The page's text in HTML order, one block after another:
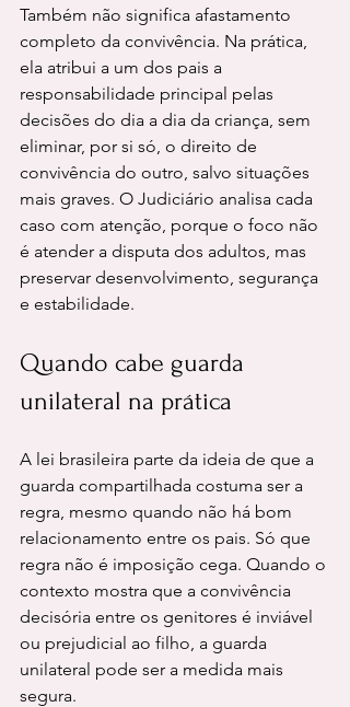
Também não significa afastamento
completo da convivência. Na prática,
ela atribui a um dos pais a
responsabilidade principal pelas
decisões do dia a dia da criança, sem
eliminar, por si só, o direito de
convivência do outro, salvo situações
mais graves. O Judiciário analisa cada
caso com atenção, porque o foco não
é atender a disputa dos adultos, mas
preservar desenvolvimento, segurança
e estabilidade.
Quando cabe guarda
unilateral na prática
A lei brasileira parte da ideia de que a
guarda compartilhada costuma ser a
regra, mesmo quando não há bom
relacionamento entre os pais. Só que
regra não é imposição cega. Quando o
contexto mostra que a convivência
decisória entre os genitores é inviável
ou prejudicial ao filho, a guarda
unilateral pode ser a medida mais
segura.